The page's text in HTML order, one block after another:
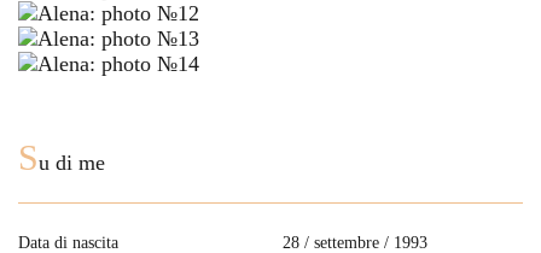
Su di me
Data di nascita
28 / settembre / 1993